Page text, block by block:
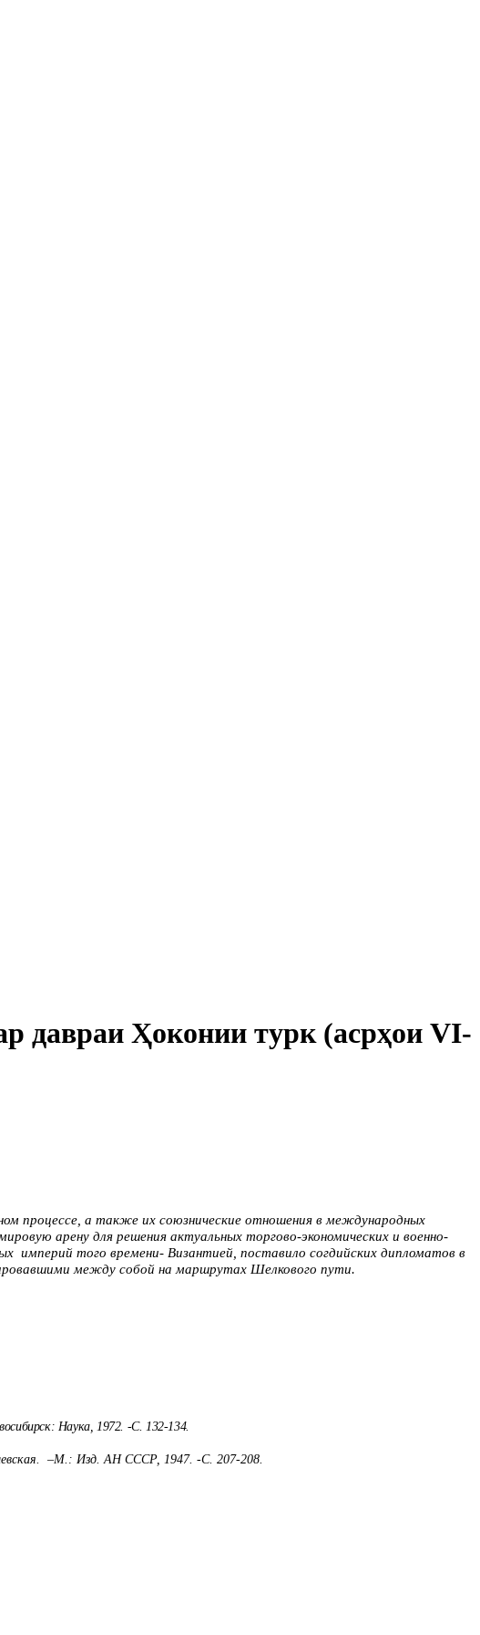
давраи Ҳоконии турк (асрҳои VI-
процессе, а также их союзнические отношения в международных
арену для решения актуальных торгово-экономических и военно-
империй того времени- Византией, поставило согдийских дипло­ма­тов в
между собой на маршрутах Шелкового пути.
Наука, 1972. -С. 132-134.
–М.: Изд. АН СССР, 1947. -С. 207-208.